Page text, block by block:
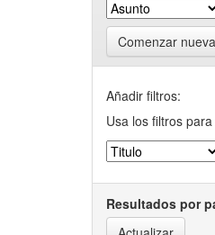
Comenzar
Añadir filtros:
Usa los filtros
Resultados por